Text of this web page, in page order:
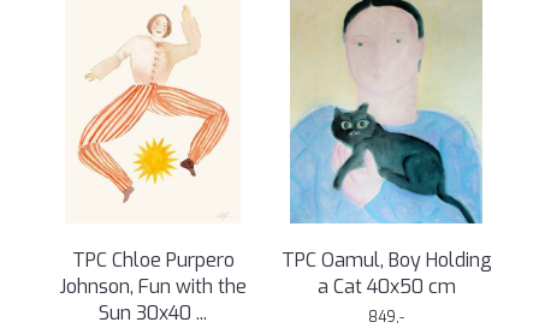
TPC Chloe Purpero
Johnson, Fun with the
Sun 30x40 ...
TPC Oamul, Boy Holding
a Cat 40x50 cm
849,-